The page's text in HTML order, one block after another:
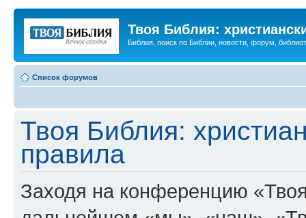
Твоя Библия:
Библия, поиск по Библии, новости, форум,
Список форумов
Твоя Библия:
правила
Заходя на конференцию